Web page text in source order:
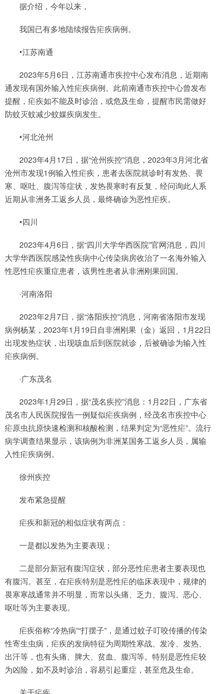
据介绍，今年以来，
我国已有多地陆续报告疟疾病例。
•江苏南通
2023年5月6日，江苏南通市疾控中心发布消息，近期南
通发现有国外输入性疟疾病例。此前南通市疾控中心曾发布
提醒，疟疾如不能及时诊治，或危及生命，提醒市民需做好
防蚊灭蚊减少蚊媒疾病发生。
•河北沧州
2023年4月17日，据“沧州疾控”消息，2023年3月河北省
沧州市发现1例输入性疟疾，患者去医院就诊时有发热、畏
寒、呕吐、腹泻等症状，发热畏寒时有反复，经问询此人系
近期从非洲务工返乡人员，最终确诊为恶性疟疾。
•四川
2023年4月6日，据“四川大学华西医院”官网消息，四川
大学华西医院感染性疾病中心传染病房收治了一名海外输入
性恶性疟疾重症患者，该男性患者从非洲刚果回国。
·河南洛阳
2023年2月7日，据“洛阳疾控”消息，河南省洛阳市发现
病例杨某，2023年1月19日自非洲刚果（金）返回，1月22日
出现发热症状，出现咳血后到医院就诊，后被确诊为输入性
疟疾病例。
·广东茂名
2023年1月29日，据“茂名疾控”消息：1月22日，广东省
茂名市人民医院报告一例疑似疟疾病例，经茂名市疾控中心
疟原虫抗原快速检测和核酸检测，结果判定为“恶性疟”。流行
病学调查结果显示，该病例为非洲某国务工返乡人员，属输
入性疟疾病例。
徐州疾控
发布紧急提醒
疟疾和新冠的相似症状有两点：
一是都以发热为主要表现；
二是部分新冠有腹泻症状，部分恶性疟患者主要表现也
有腹泻。甚至，在疟疾特别是恶性疟的临床表现中，规律的
畏寒寒战通常并不明显，而常以头痛、乏力、腹泻、恶心、
呕吐等为主要表现。
疟疾俗称“冷热病”“打摆子”，是通过蚊子叮咬传播的传染
性寄生虫病，疟疾的发病特征为周期性寒战、发冷、发热、
出汗等，也有头痛、脾大、贫血、腹泻等。特别是恶性疟较
为凶险，如不及时诊治，容易引起重症，甚至危及生命。